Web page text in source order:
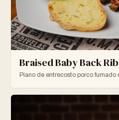
Braised Baby Back
Piano de entrecosto porco fumado